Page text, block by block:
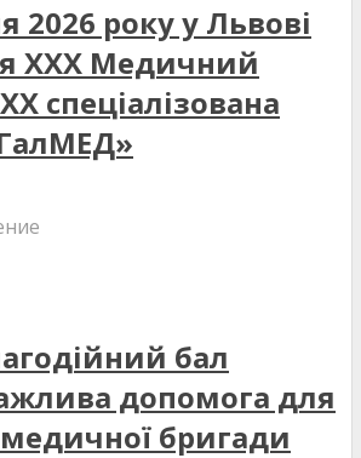
2026 року у Львові
XXX Медичний
спеціалізована
бал
допомога для
медичної бригади